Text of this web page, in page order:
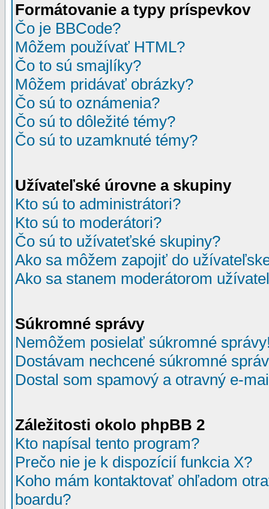
Formátovanie a typy príspevkov
Čo je BBCode?
Môžem používať HTML?
Čo to sú smajlíky?
Môžem pridávať obrázky?
Čo sú to oznámenia?
Čo sú to dôležité témy?
Čo sú to uzamknuté témy?
Užívateľské úrovne a skupiny
Kto sú to administrátori?
Kto sú to moderátori?
Čo sú to užívateťské skupiny?
Ako sa môžem zapojiť do
Ako sa stanem moderátorom
Súkromné správy
Nemôžem posielať súkromné
Dostávam nechcené súkromné
Dostal som spamový a otravný e-
Záležitosti okolo phpBB 2
Kto napísal tento program?
Prečo nie je k dispozícií funkcia X?
Koho mám kontaktovať ohľadom
boardu?